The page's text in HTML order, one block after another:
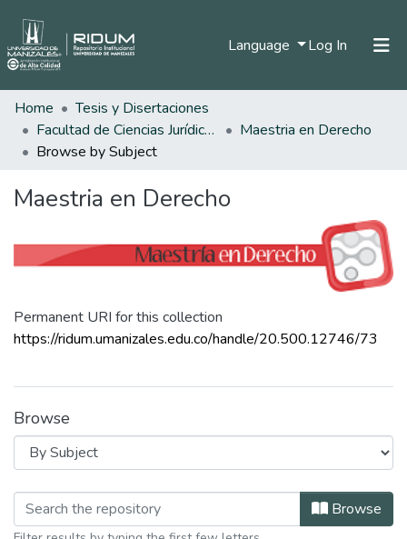
Language Log In (current)
Home
Tesis y Disertaciones
Facultad de Ciencias Jurídicas
Maestria en Derecho
Browse by Subject
Maestria en Derecho
Permanent URI for this collection
https://ridum.umanizales.edu.co/handle/20.500.12746/73
Browse
Browsing Maestria en Derecho by
Browse